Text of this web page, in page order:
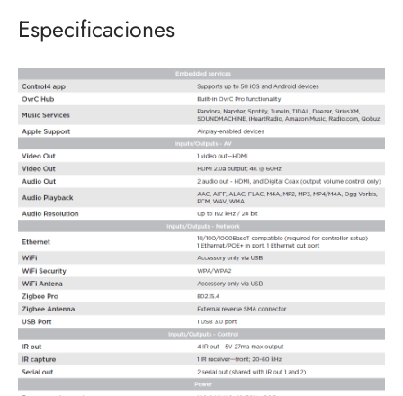
Especificaciones